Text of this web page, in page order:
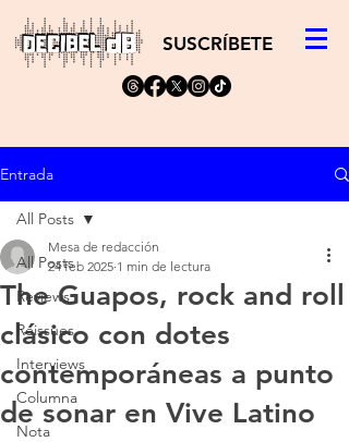
SUSCRÍBETE
Entrada
All Posts
Reviews
Reissues
Interviews
Columna
Nota
All Posts
The Guapos, rock and roll
clásico con dotes
contemporáneas a punto
de sonar en Vive Latino
Mesa de redacción
24 feb 2025 1 min de lectura